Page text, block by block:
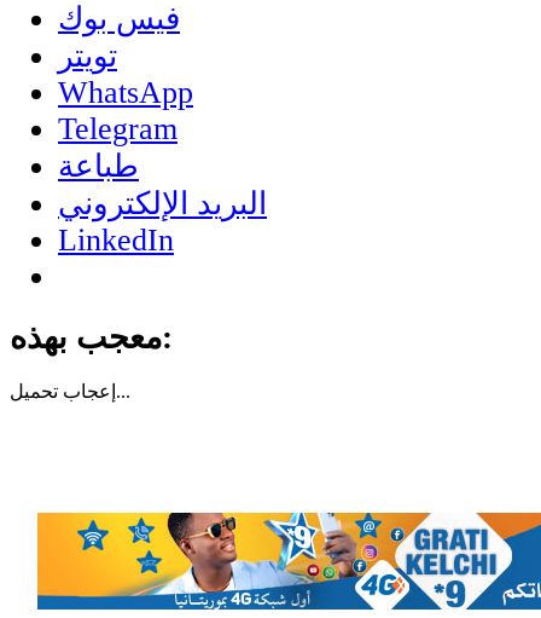
فيس بوك
تويتر
WhatsApp
Telegram
طباعة
البريد الإلكتروني
LinkedIn
معجب بهذه:
إعجاب تحميل...